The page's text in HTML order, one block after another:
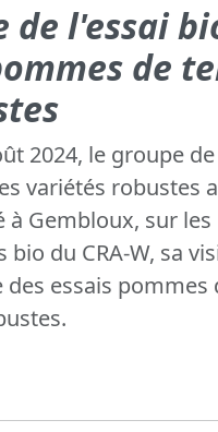
de l'essai
de
2024, le groupe de
variétés robustes a
à Gembloux, sur les
bio du CRA-W, sa
des essais pommes